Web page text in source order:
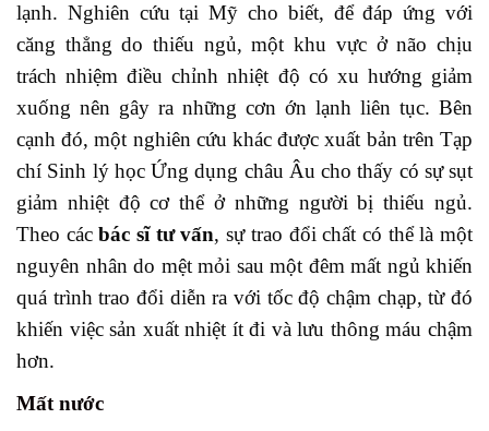
lạnh. Nghiên cứu tại Mỹ cho biết, để đáp ứng với
căng thẳng do thiếu ngủ, một khu vực ở não chịu
trách nhiệm điều chỉnh nhiệt độ có xu hướng giảm
xuống nên gây ra những cơn ớn lạnh liên tục. Bên
cạnh đó, một nghiên cứu khác được xuất bản trên Tạp
chí Sinh lý học Ứng dụng châu Âu cho thấy có sự sụt
giảm nhiệt độ cơ thể ở những người bị thiếu ngủ.
Theo cácbác sĩ tư vấn, sự trao đổi chất có thể là một
nguyên nhân do mệt mỏi sau một đêm mất ngủ khiến
quá trình trao đổi diễn ra với tốc độ chậm chạp, từ đó
khiến việc sản xuất nhiệt ít đi và lưu thông máu chậm
hơn.
Mất nước